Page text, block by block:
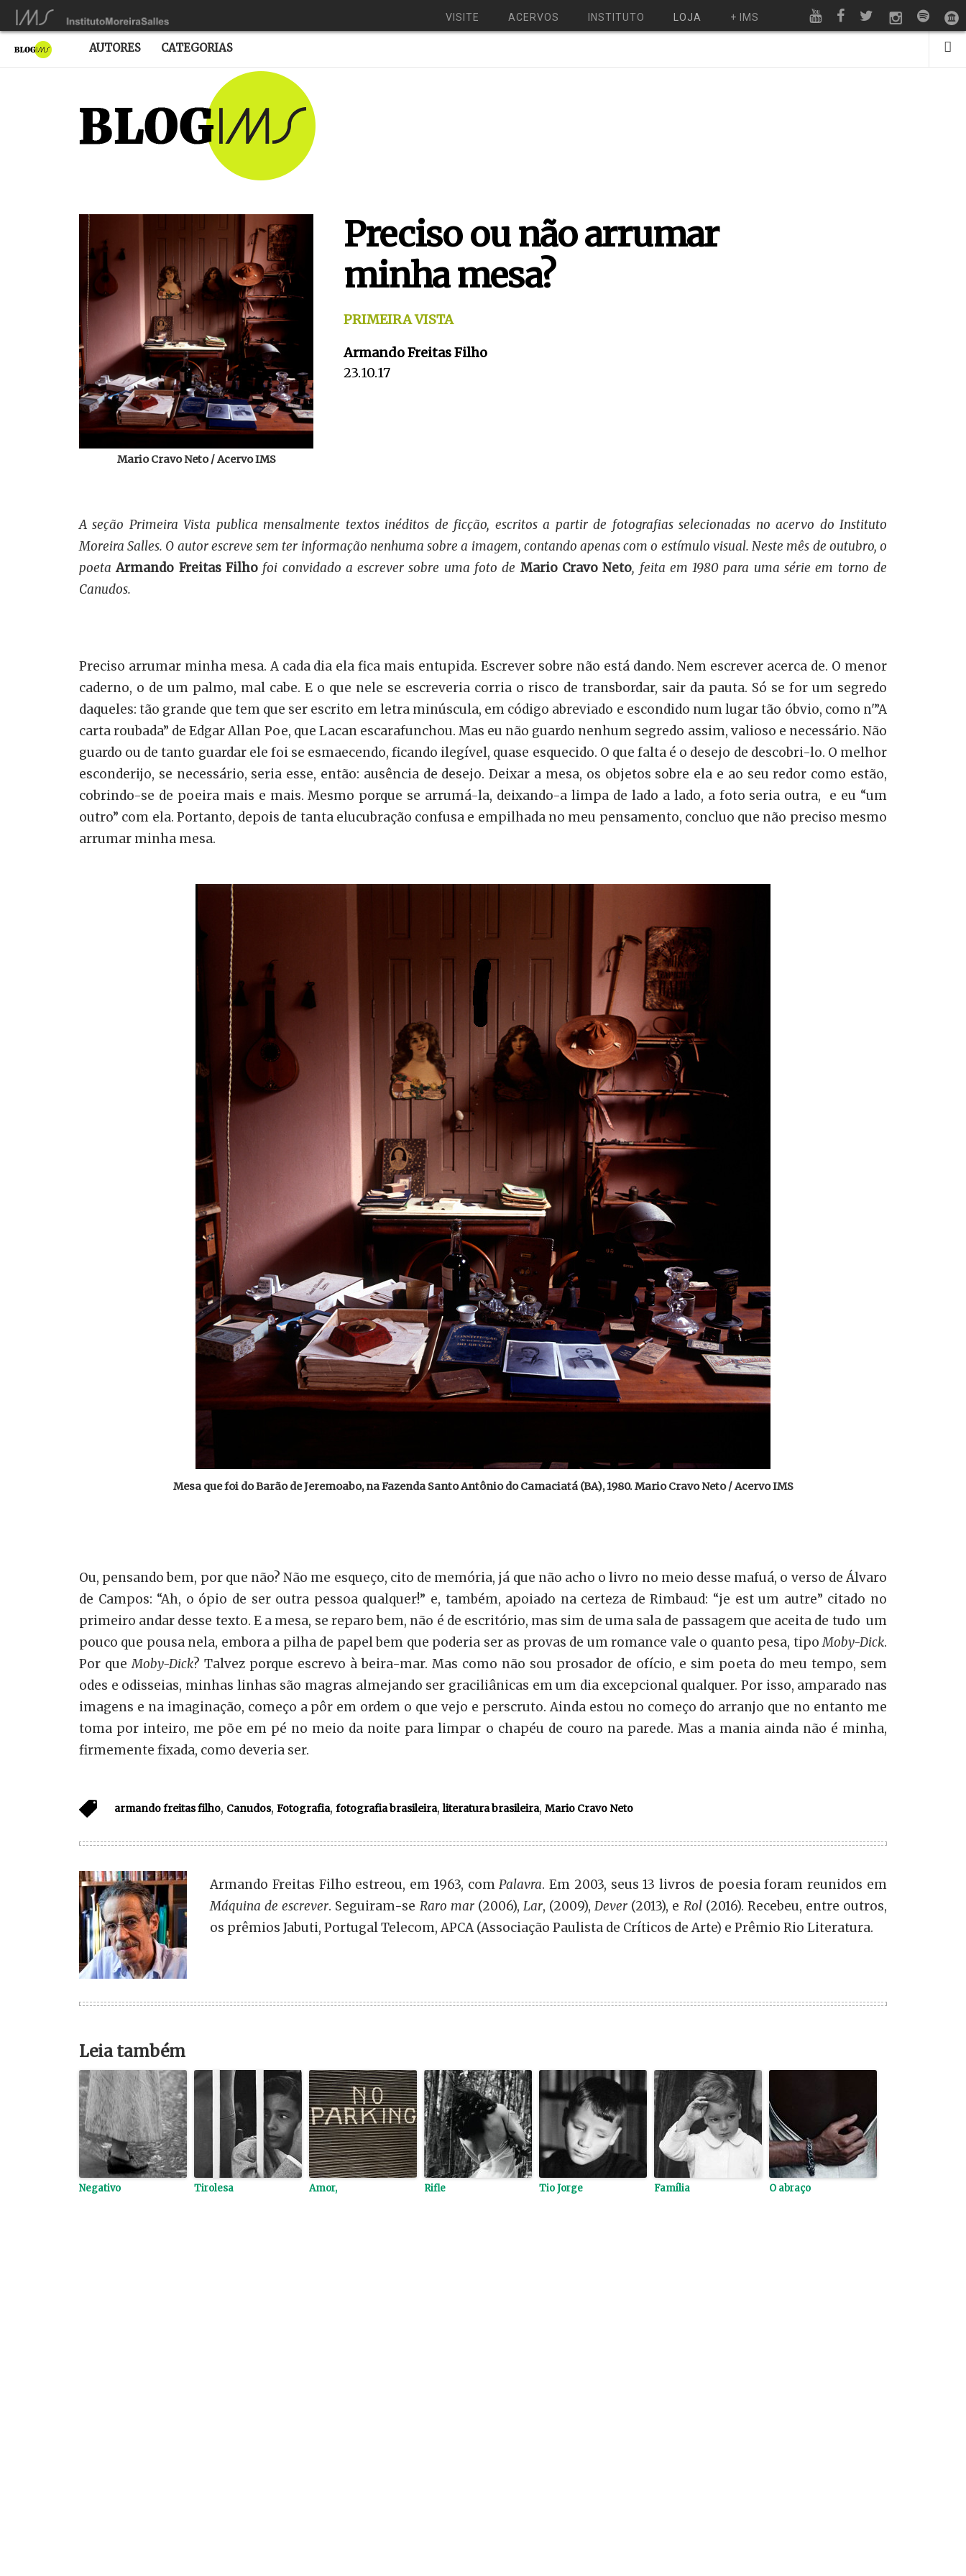
VISITE ACERVOS INSTITUTO LOJA + IMS
AUTORES CATEGORIAS
Mario Cravo Neto / Acervo IMS
Preciso ou não arrumar
minha mesa?
PRIMEIRA VISTA
Armando Freitas Filho
23.10.17
A seção Primeira Vista publica mensalmente textos inéditos de ficção, escritos a partir de fotografias selecionadas no acervo do Instituto
Moreira Salles. O autor escreve sem ter informação nenhuma sobre a imagem, contando apenas com o estímulo visual. Neste mês de outubro, o
poetaArmando Freitas Filhofoi convidado a escrever sobre uma foto de Mario Cravo Neto, feita em 1980 para uma série em torno de
Canudos.
Preciso arrumar minha mesa. A cada dia ela fica mais entupida. Escrever sobre não está dando. Nem escrever acerca de. O menor
caderno, o de um palmo, mal cabe. E o que nele se escreveria corria o risco de transbordar, sair da pauta. Só se for um segredo
daqueles: tão grande que tem que ser escrito em letra minúscula, em código abreviado e escondido num lugar tão óbvio, como n'”A
carta roubada” de Edgar Allan Poe, que Lacan escarafunchou. Mas eu não guardo nenhum segredo assim, valioso e necessário. Não
guardo ou de tanto guardar ele foi se esmaecendo, ficando ilegível, quase esquecido. O que falta é o desejo de descobri-lo. O melhor
esconderijo, se necessário, seria esse, então: ausência de desejo. Deixar a mesa, os objetos sobre ela e ao seu redor como estão,
cobrindo-se de poeira mais e mais. Mesmo porque se arrumá-la, deixando-a limpa de lado a lado, a foto seria outra, e eu “um
outro” com ela. Portanto, depois de tanta elucubração confusa e empilhada no meu pensamento, concluo que não preciso mesmo
arrumar minha mesa.
Mesa que foi do Barão de Jeremoabo, na Fazenda Santo Antônio do Camaciatá (BA), 1980. Mario Cravo Neto / Acervo IMS
Ou, pensando bem, por que não? Não me esqueço, cito de memória, já que não acho o livro no meio desse mafuá, o verso de Álvaro
de Campos: “Ah, o ópio de ser outra pessoa qualquer!” e, também, apoiado na certeza de Rimbaud: “je est um autre” citado no
primeiro andar desse texto. E a mesa, se reparo bem, não é de escritório, mas sim de uma sala de passagem que aceita de tudo um
pouco que pousa nela, embora a pilha de papel bem que poderia ser as provas de um romance vale o quanto pesa, tipoMoby-Dick.
Por queMoby-Dick? Talvez porque escrevo à beira-mar. Mas como não sou prosador de ofício, e sim poeta do meu tempo, sem
odes e odisseias, minhas linhas são magras almejando ser graciliânicas em um dia excepcional qualquer. Por isso, amparado nas
imagens e na imaginação, começo a pôr em ordem o que vejo e perscruto. Ainda estou no começo do arranjo que no entanto me
toma por inteiro, me põe em pé no meio da noite para limpar o chapéu de couro na parede. Mas a mania ainda não é minha,
firmemente fixada, como deveria ser.
armando freitas filho, Canudos, Fotografia, fotografia brasileira,literatura brasileira, Mario Cravo Neto
Armando Freitas Filho estreou, em 1963, comPalavra. Em 2003, seus 13 livros de poesia foram reunidos em
Máquina de escrever. Seguiram-se Raro mar(2006), Lar, (2009),Dever (2013), e Rol(2016). Recebeu, entre outros,
os prêmios Jabuti, Portugal Telecom, APCA (Associação Paulista de Críticos de Arte) e Prêmio Rio Literatura.
Leia também
Negativo Tirolesa Amor, Rifle Tio Jorge Família O abraço